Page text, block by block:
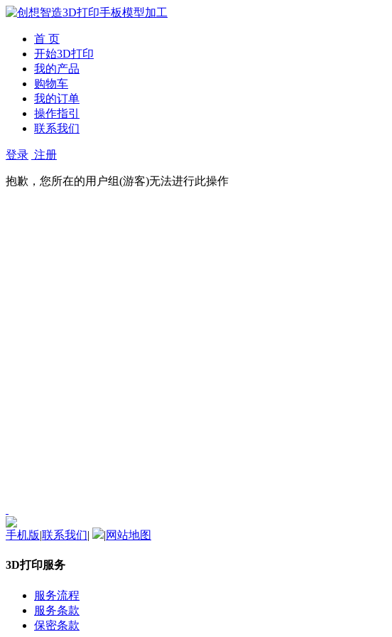
首 页
开始3D打印
我的产品
购物车
我的订单
操作指引
联系我们
登录 注册
抱歉，您所在的用户组(游客)无法进行此操作
手机版|联系我们| |网站地图
3D打印服务
服务流程
服务条款
保密条款